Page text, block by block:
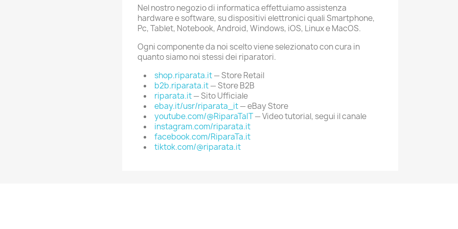
Nel nostro negozio di informatica effettuiamo assistenza
hardware e software, su dispositivi elettronici quali Smartphone,
Pc, Tablet, Notebook, Android, Windows, iOS, Linux e MacOS.
Ogni componente da noi scelto viene selezionato con cura in
quanto siamo noi stessi dei riparatori.
shop.riparata.it— Store Retail
b2b.riparata.it— Store B2B
riparata.it— Sito Ufficiale
ebay.it/usr/riparata_it— eBay Store
youtube.com/@RiparaTaIT— Video tutorial, segui il canale
instagram.com/riparata.it
facebook.com/RiparaTa.it
tiktok.com/@riparata.it